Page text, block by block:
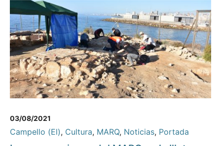
03/08/2021
Campello (El), Cultura, MARQ, Noticias, Portada